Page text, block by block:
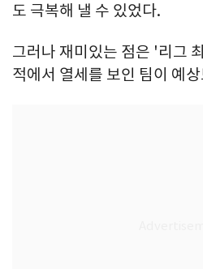
도 극복해 낼 수 있었다.
그러나 재미있는 점은 '리그
적에서 열세를 보인 팀이 예